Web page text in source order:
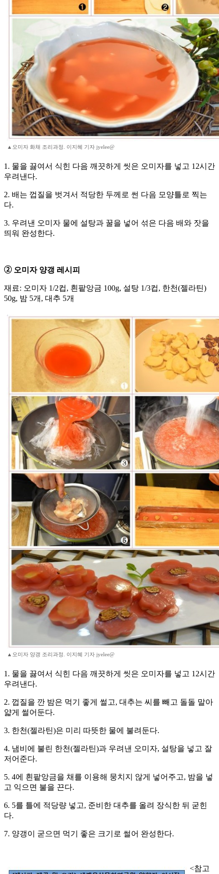
▲오미자 화채 조리과정. 이지혜 기자 jyelee@
1. 물을 끓여서 식힌 다음 깨끗하게 씻은 오미자를 넣고 12시간
우려낸다.
2. 배는 껍질을 벗겨서 적당한 두께로 썬 다음 모양틀로 찍는
다.
3. 우려낸 오미자 물에 설탕과 꿀을 넣어 섞은 다음 배와 잣을
띄워 완성한다.
➁ 오미자 양갱 레시피
재료: 오미자 1/2컵, 흰팥앙금 100g, 설탕 1/3컵, 한천(젤라틴)
50g, 밤 5개, 대추 5개
▲오미자 양갱 조리과정. 이지혜 기자 jyelee@
1. 물을 끓여서 식힌 다음 깨끗하게 씻은 오미자를 넣고 12시간
우려낸다.
2. 껍질을 깐 밤은 먹기 좋게 썰고, 대추는 씨를 빼고 돌돌 말아
얇게 썰어둔다.
3. 한천(젤라틴)은 미리 따뜻한 물에 불려둔다.
4. 냄비에 불린 한천(젤라틴)과 우려낸 오미자, 설탕을 넣고 잘
저어준다.
5. 4에 흰팥앙금을 채를 이용해 뭉치지 않게 넣어주고, 밤을 넣
고 익으면 불을 끈다.
6. 5를 틀에 적당량 넣고, 준비한 대추를 올려 장식한 뒤 굳힌
다.
7. 양갱이 굳으면 먹기 좋은 크기로 썰어 완성한다.
<참고